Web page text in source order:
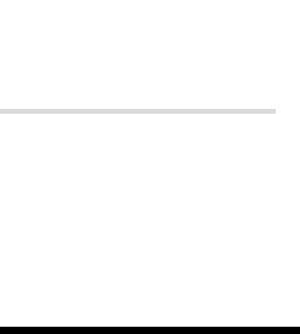
り、視認困難にすること
認なく紙媒体、電子媒体